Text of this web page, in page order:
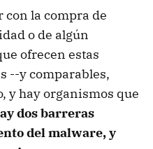
con la compra de
o de algún
ofrecen estas
--y comparables,
y hay organismos que
dos barreras
del malware, y